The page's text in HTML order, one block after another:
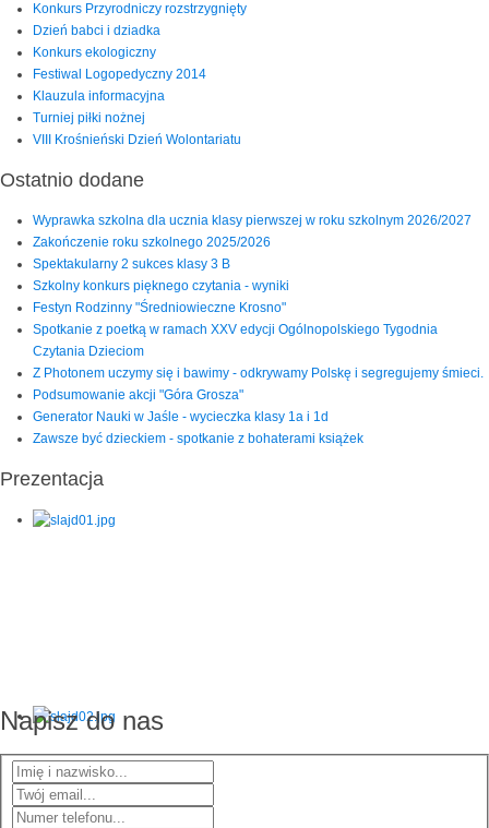
Konkurs Przyrodniczy rozstrzygnięty
Dzień babci i dziadka
Konkurs ekologiczny
Festiwal Logopedyczny 2014
Klauzula informacyjna
Turniej piłki nożnej
VIII Krośnieński Dzień Wolontariatu
Ostatnio dodane
Wyprawka szkolna dla ucznia klasy pierwszej w roku szkolnym 2026/2027
Zakończenie roku szkolnego 2025/2026
Spektakularny 2 sukces klasy 3 B
Szkolny konkurs pięknego czytania - wyniki
Festyn Rodzinny "Średniowieczne Krosno"
Spotkanie z poetką w ramach XXV edycji Ogólnopolskiego Tygodnia
Czytania Dzieciom
Z Photonem uczymy się i bawimy - odkrywamy Polskę i segregujemy śmieci.
Podsumowanie akcji "Góra Grosza"
Generator Nauki w Jaśle - wycieczka klasy 1a i 1d
Zawsze być dzieckiem - spotkanie z bohaterami książek
Prezentacja
Napisz do nas